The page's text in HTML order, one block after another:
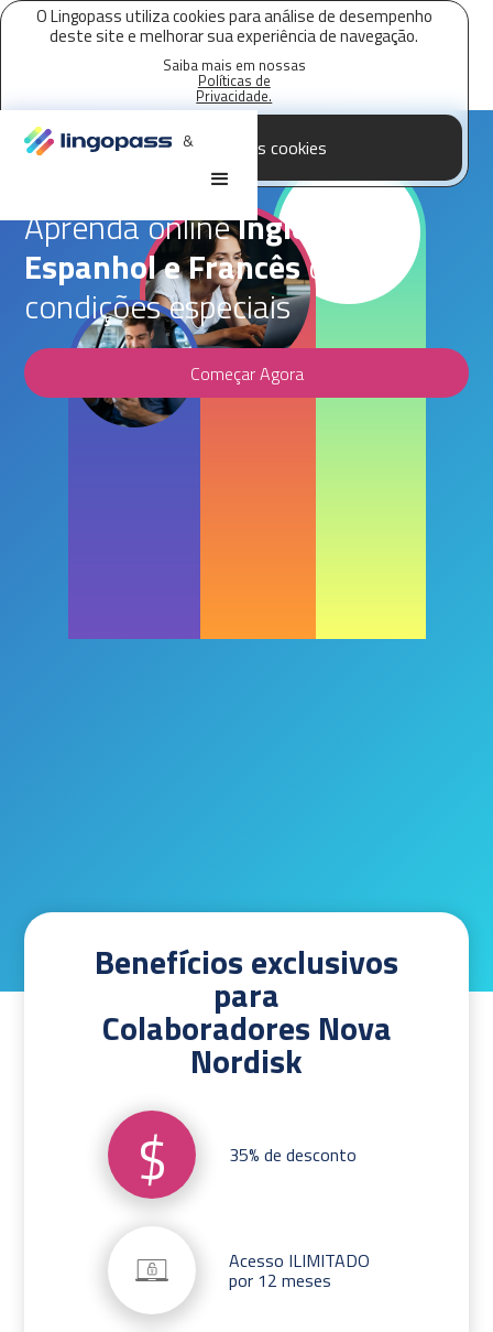
O Lingopass utiliza cookies para análise de desempenho
deste site e melhorar sua experiência de navegação.
Saiba mais em nossas
Políticas de
Privacidade.
Aceitar todos os cookies
&
Parceria Lingopass, Novo Nordisk
Aprenda onlineInglês,
Espanhol e Francêscom
condições especiais
Começar Agora
Benefícios exclusivos
para
Colaboradores Nova
Nordisk
$ 35% de desconto
Acesso ILIMITADO
por 12 meses